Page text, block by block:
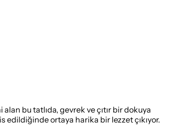
bu tatlıda, gevrek ve çıtır bir dokuya
edildiğinde ortaya harika bir lezzet çıkıyor.